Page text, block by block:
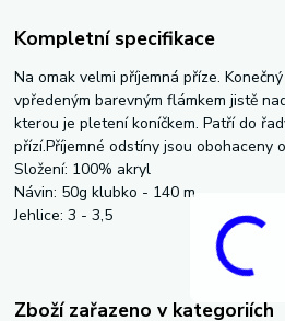
Kompletní specifikace
Na omak velmi příjemná příze.
vpředeným barevným flámkem jistě
kterou je pletení koníčkem. Patří do
přízí.Příjemné odstíny jsou obohaceny
Složení: 100% akryl
Návin: 50g klubko - 140 m
Jehlice: 3 - 3,5
Zboží zařazeno v kategoriích